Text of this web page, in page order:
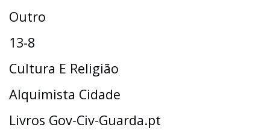
Outro
13-8
Cultura E Religião
Alquimista Cidade
Livros Gov-Civ-Guarda.pt